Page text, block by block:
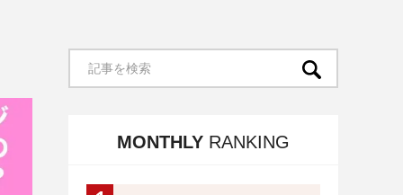
MONTHLY RANKING